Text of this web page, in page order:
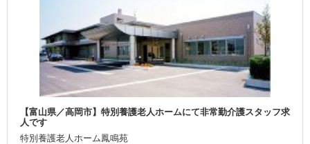
【富山県／高岡市】特別養護老人ホームにて非常勤介護スタッフ求
人です
特別養護老人ホーム鳳鳴苑